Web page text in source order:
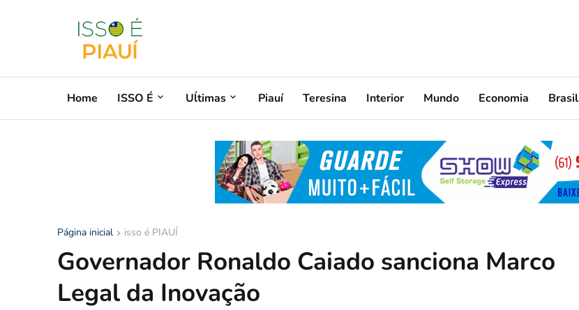
Home ISSO É Uĺtimas Piauí Teresina Interior Mundo Economia Brasil
Página inicial isso é PIAUÍ
Governador Ronaldo Caiado sanciona Marco
Legal da Inovação